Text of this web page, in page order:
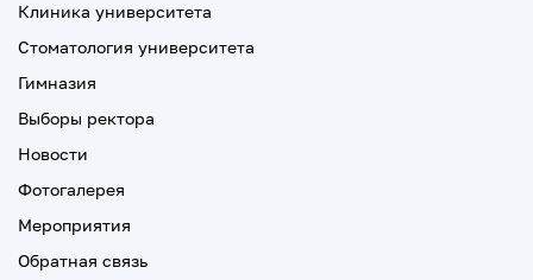
Клиника университета
Стоматология университета
Гимназия
Выборы ректора
Новости
Фотогалерея
Мероприятия
Обратная связь